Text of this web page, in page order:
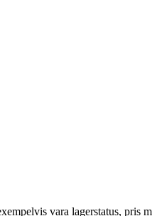
vara lagerstatus, pris